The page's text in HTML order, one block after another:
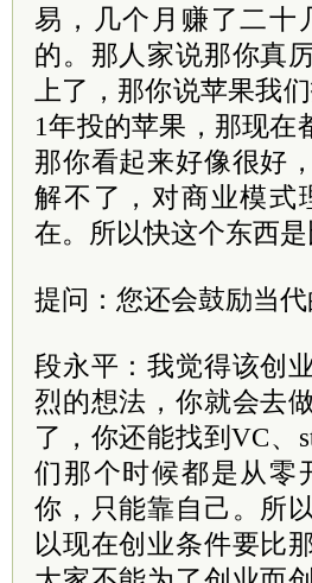
易，几个月赚了二十
的。那人家说那你真
上了，那你说苹果我
1年投的苹果，那现在
那你看起来好像很好
解不了，对商业模式
在。所以快这个东西
提问：您还会鼓励当
段永平：我觉得该创
烈的想法，你就会去
了，你还能找到VC、
们那个时候都是从零
你，只能靠自己。所
以现在创业条件要比